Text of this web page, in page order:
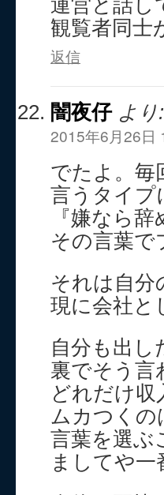
運営と話し
観覧者同士
返信
闇夜仔 より:
2015年6月26日
でたよ。毎
言うタイプ
『嫌なら
その言葉で
それは自分
現に会社と
自分も出し
裏でそう言
どれだけ収
ムカつくの
言葉を選ぶ
ましてや一